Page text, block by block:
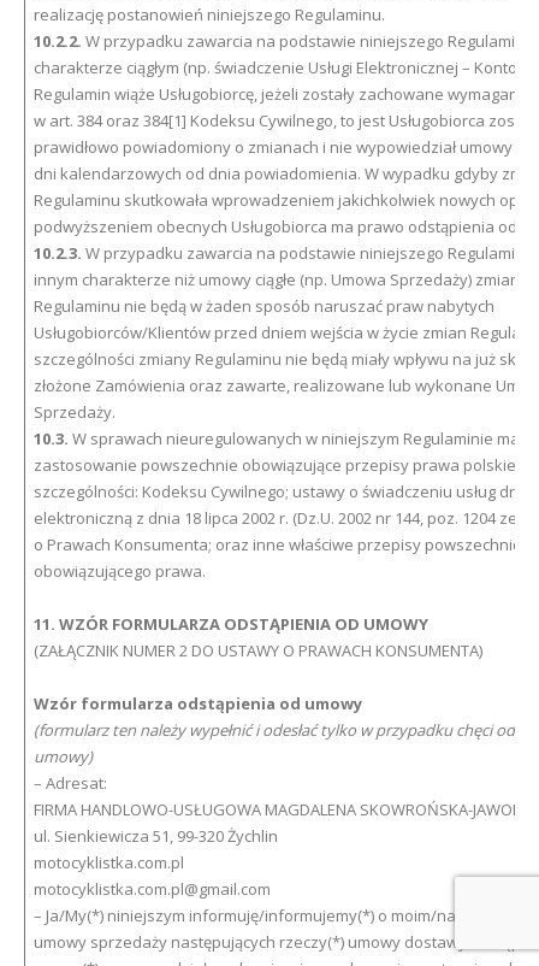
realizację postanowień niniejszego Regulaminu.
10.2.2. W przypadku zawarcia na podstawie niniejszego Regulaminu
charakterze ciągłym (np. świadczenie Usługi Elektronicznej – Konto)
Regulamin wiąże Usługobiorcę, jeżeli zostały zachowane
w art. 384 oraz 384[1] Kodeksu Cywilnego, to jest Usługobiorca został
prawidłowo powiadomiony o zmianach i nie wypowiedział umowy w
dni kalendarzowych od dnia powiadomienia. W wypadku gdyby
Regulaminu skutkowała wprowadzeniem jakichkolwiek nowych
podwyższeniem obecnych Usługobiorca ma prawo odstąpienia od
10.2.3. W przypadku zawarcia na podstawie niniejszego Regulaminu
innym charakterze niż umowy ciągłe (np. Umowa Sprzedaży) zmiany
Regulaminu nie będą w żaden sposób naruszać praw nabytych
Usługobiorców/Klientów przed dniem wejścia w życie zmian
szczególności zmiany Regulaminu nie będą miały wpływu na już
złożone Zamówienia oraz zawarte, realizowane lub wykonane
Sprzedaży.
10.3. W sprawach nieuregulowanych w niniejszym Regulaminie mają
zastosowanie powszechnie obowiązujące przepisy prawa
szczególności: Kodeksu Cywilnego; ustawy o świadczeniu usług
elektroniczną z dnia 18 lipca 2002 r. (Dz.U. 2002 nr 144, poz. 1204 ze
o Prawach Konsumenta; oraz inne właściwe przepisy powszechnie
obowiązującego prawa.
11. WZÓR FORMULARZA ODSTĄPIENIA OD UMOWY
(ZAŁĄCZNIK NUMER 2 DO USTAWY O PRAWACH KONSUMENTA)
Wzór formularza odstąpienia od umowy
(formularz ten należy wypełnić i odesłać tylko w przypadku chęci
umowy)
– Adresat:
FIRMA HANDLOWO-USŁUGOWA MAGDALENA SKOWROŃSKA-
ul. Sienkiewicza 51, 99-320 Żychlin
motocyklistka.com.pl
motocyklistka.com.pl@gmail.com
– Ja/My(*) niniejszym informuję/informujemy(*) o moim/naszym
umowy sprzedaży następujących rzeczy(*) umowy dostawy